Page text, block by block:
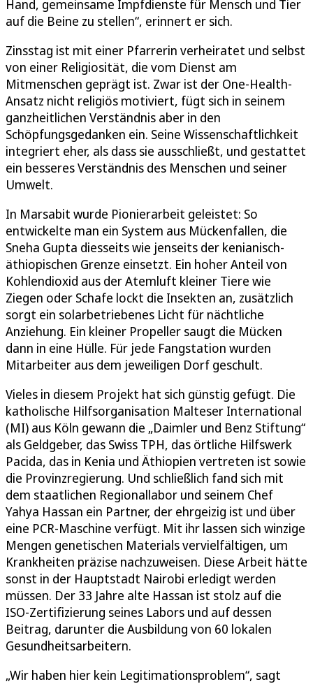
Hand, gemeinsame Impfdienste für Mensch und Tier
auf die Beine zu stellen“, erinnert er sich.
Zinsstag ist mit einer Pfarrerin verheiratet und selbst
von einer Religiosität, die vom Dienst am
Mitmenschen geprägt ist. Zwar ist der One-Health-
Ansatz nicht religiös motiviert, fügt sich in seinem
ganzheitlichen Verständnis aber in den
Schöpfungsgedanken ein. Seine Wissenschaftlichkeit
integriert eher, als dass sie ausschließt, und gestattet
ein besseres Verständnis des Menschen und seiner
Umwelt.
In Marsabit wurde Pionierarbeit geleistet: So
entwickelte man ein System aus Mückenfallen, die
Sneha Gupta diesseits wie jenseits der kenianisch-
äthiopischen Grenze einsetzt. Ein hoher Anteil von
Kohlendioxid aus der Atemluft kleiner Tiere wie
Ziegen oder Schafe lockt die Insekten an, zusätzlich
sorgt ein solarbetriebenes Licht für nächtliche
Anziehung. Ein kleiner Propeller saugt die Mücken
dann in eine Hülle. Für jede Fangstation wurden
Mitarbeiter aus dem jeweiligen Dorf geschult.
Vieles in diesem Projekt hat sich günstig gefügt. Die
katholische Hilfsorganisation Malteser International
(MI) aus Köln gewann die „Daimler und Benz Stiftung“
als Geldgeber, das Swiss TPH, das örtliche Hilfswerk
Pacida, das in Kenia und Äthiopien vertreten ist sowie
die Provinzregierung. Und schließlich fand sich mit
dem staatlichen Regionallabor und seinem Chef
Yahya Hassan ein Partner, der ehrgeizig ist und über
eine PCR-Maschine verfügt. Mit ihr lassen sich winzige
Mengen genetischen Materials vervielfältigen, um
Krankheiten präzise nachzuweisen. Diese Arbeit hätte
sonst in der Hauptstadt Nairobi erledigt werden
müssen. Der 33 Jahre alte Hassan ist stolz auf die
ISO-Zertifizierung seines Labors und auf dessen
Beitrag, darunter die Ausbildung von 60 lokalen
Gesundheitsarbeitern.
„Wir haben hier kein Legitimationsproblem“, sagt